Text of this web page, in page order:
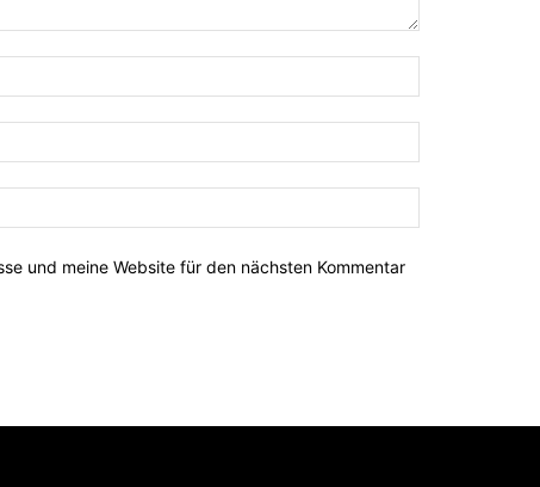
und meine Website für den nächsten Kommentar